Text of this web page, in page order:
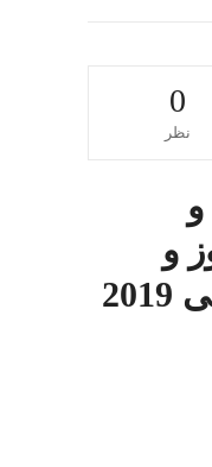
0
نظر
و
میوه های استوایی 2019